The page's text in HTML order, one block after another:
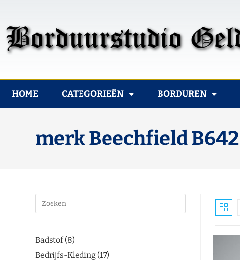
HOME CATEGORIEËN BORDUREN
merk Beechfield B642
Badstof 8
Bedrijfs-Kleding 17